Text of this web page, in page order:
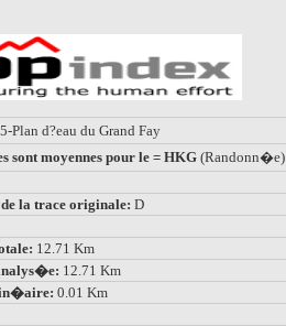
Plan d?eau du Grand Fay
sont moyennes pour le = HKG (Randonn�e)
la trace originale: D
12.71 Km
12.71 Km
0.01 Km